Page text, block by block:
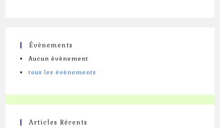
Évènements
Aucun évènement
tous les évènements
Articles Récents